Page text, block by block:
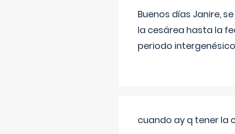
Buenos días Janire,
la cesárea hasta la
periodo
cuando ay q tener la